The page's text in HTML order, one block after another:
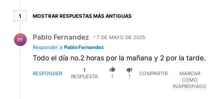
11 respuesta más antiguas
MOSTRAR RESPUESTAS MÁS ANTIGUAS
PF Pablo Fernandez
7 DE MAYO DE 2025
Responder a Pablo Fernandez
Todo el día no.2 horas por la mañana y 2 por la tarde.
RESPONDER
1
RESPUESTA
1 1
COMPARTIR
MARCAR
COMO
INAPROPIADO